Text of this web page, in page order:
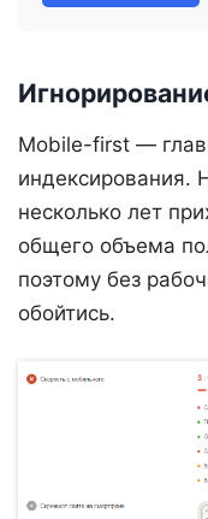
Mobile-first —
индексирования.
несколько лет
общего объема
поэтому без
обойтись.